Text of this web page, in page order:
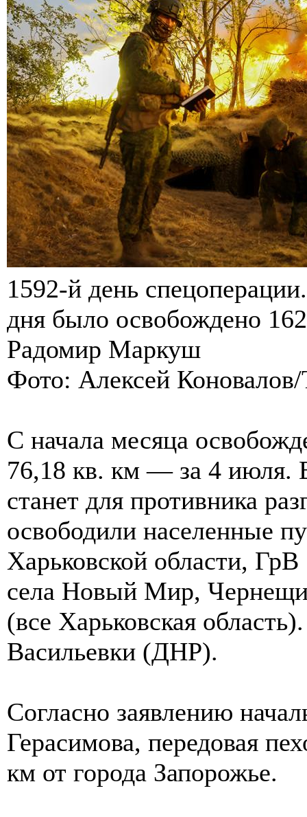
1592-й день
дня было освобождено
Радомир Маркуш
Фото: Алексей
С начала месяца
76,18 кв. км — за 4 июля.
станет для противника
освободили населенные
Харьковской области, ГрВ
села Новый Мир,
(все Харьковская
Васильевки (ДНР).
Согласно заявлению
Герасимова, передовая
км от города Запорожье.